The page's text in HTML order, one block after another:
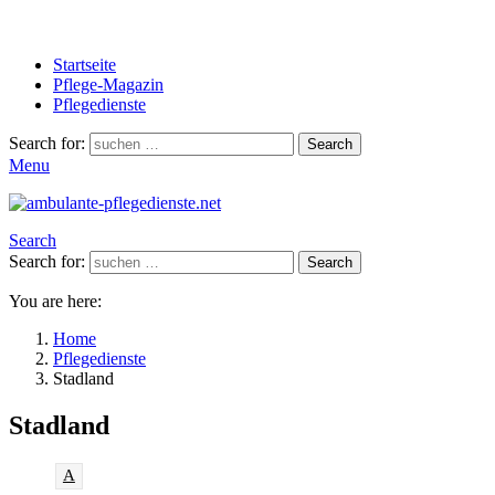
Startseite
Pflege-Magazin
Pflegedienste
Search for: Search
Menu
Search
Search for:
Search
You are here:
Home
Pflegedienste
Stadland
Stadland
A